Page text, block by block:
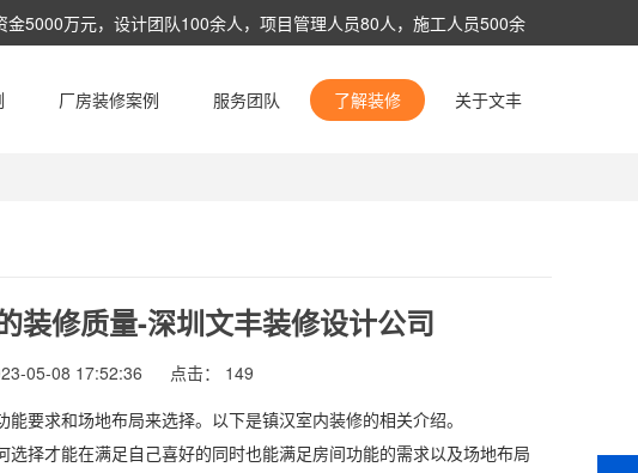
5000万元，设计团队100余人，项目管理人员80人，施工人员500余
相关的技术与管理服务。
自定义链接1
自定义链接2
厂房装修案例 服务团队 了解装修 关于文丰
装修质量-深圳文丰装修设计公司
05-08 17:52:36 点击： 149
要求和场地布局来选择。以下是镇汉室内装修的相关介绍。
择才能在满足自己喜好的同时也能满足房间功能的需求以及场地布局